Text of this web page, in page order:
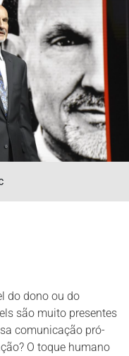
do dono ou do
são muito presentes
comunicação pró-
O toque humano